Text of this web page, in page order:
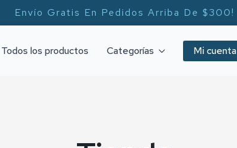
Envío Gratis En Pedidos Arriba De $300!
Todos los productos Categorías Mi cuenta